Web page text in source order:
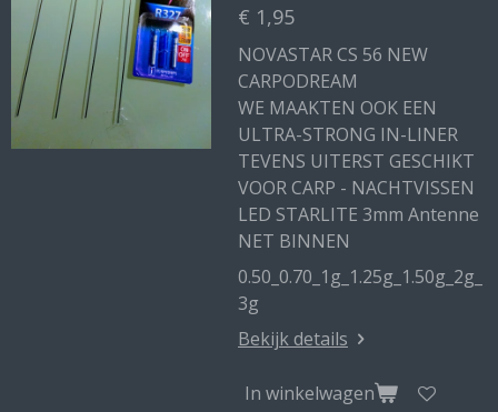
€ 1,95
NOVASTAR CS 56 NEW
CARPODREAM
WE MAAKTEN OOK EEN
ULTRA-STRONG IN-LINER
TEVENS UITERST GESCHIKT
VOOR CARP - NACHTVISSEN
LED STARLITE 3mm Antenne
NET BINNEN
0.50_0.70_1g_1.25g_1.50g_2g_
3g
Bekijk details
In winkelwagen